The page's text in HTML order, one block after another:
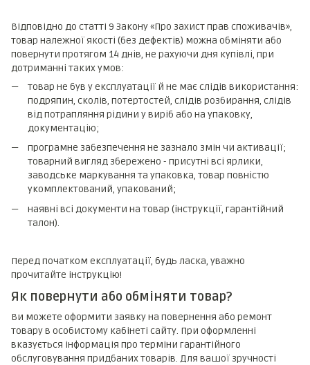
Відповідно до статті 9 Закону «Про захист прав споживачів»,
товар належної якості (без дефектів) можна обміняти або
повернути протягом 14 днів, не рахуючи дня купівлі, при
дотриманні таких умов:
товар не був у експлуатації й не має слідів використання:
подряпин, сколів, потертостей, слідів розбирання, слідів
від потрапляння рідини у виріб або на упаковку,
документацію;
програмне забезпечення не зазнало змін чи активації;
товарний вигляд збережено - присутні всі ярлики,
заводське маркування та упаковка, товар повністю
укомплектований, упакований;
наявні всі документи на товар (інструкції, гарантійний
талон).
Перед початком експлуатації, будь ласка, уважно
прочитайте інструкцію!
Як повернути або обміняти товар?
Ви можете оформити заявку на повернення або ремонт
товару в особистому кабінеті сайту. При оформленні
вказується інформація про терміни гарантійного
обслуговування придбаних товарів. Для вашої зручності